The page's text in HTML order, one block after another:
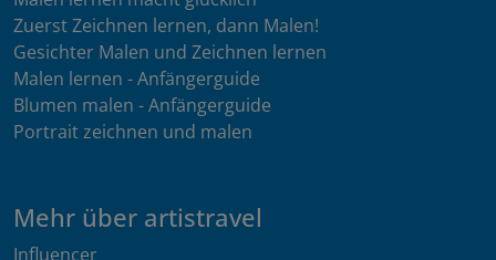
Zuerst Zeichnen lernen, dann Malen!
Gesichter Malen und Zeichnen lernen
Malen lernen - Anfängerguide
Blumen malen - Anfängerguide
Portrait zeichnen und malen
Mehr über artistravel
Influencer